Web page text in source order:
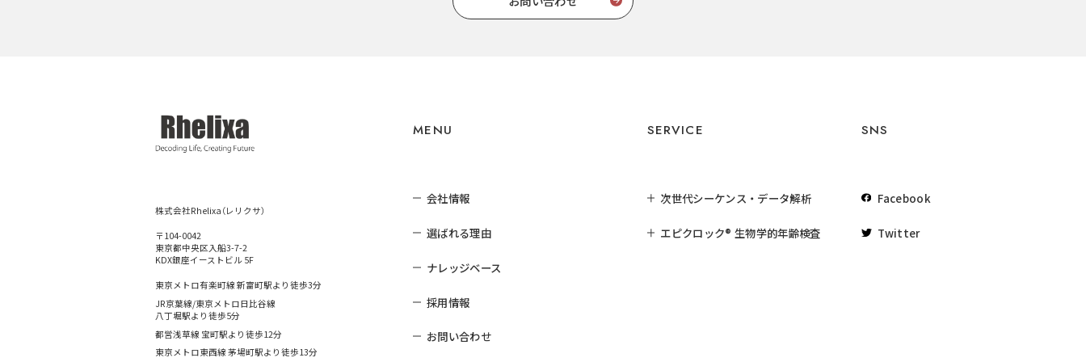
株式会社Rhelixa（レリクサ）
〒104-0042
東京都中央区入船3-7-2
KDX銀座イーストビル 5F
東京メトロ有楽町線 新富町駅より徒歩3分
JR京葉線/東京メトロ日比谷線
八丁堀駅より徒歩5分
都営浅草線 宝町駅より徒歩12分
東京メトロ東西線 茅場町駅より徒歩13分
MENU
会社情報
選ばれる理由
ナレッジベース
採用情報
お問い合わせ
SERVICE
次世代シーケンス・データ解析
エピクロック® 生物学的年齢検査
SNS
Facebook
Twitter